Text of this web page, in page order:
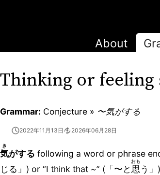
About
Thinking or
Grammar: Conjecture » 〜気がする
2022年11月13日 2026年06月28日
気
き
がする following a word or phrase
じる」) or “I think that ~” (「〜と 思
おも
う」